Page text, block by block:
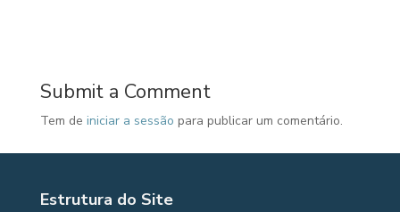
Submit a Comment
Tem de iniciar a sessão para publicar um comentário.
Estrutura do Site